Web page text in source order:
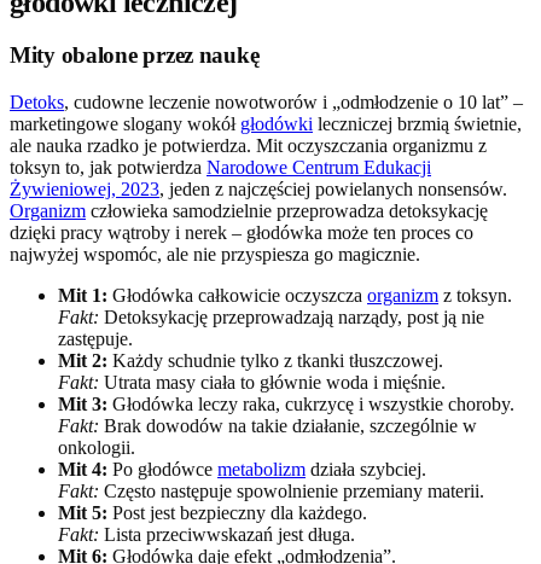
Mity obalone przez naukę
Detoks, cudowne leczenie nowotworów i „odmłodzenie o 10 lat” –
marketingowe slogany wokół głodówki leczniczej brzmią świetnie,
ale nauka rzadko je potwierdza. Mit oczyszczania organizmu z
toksyn to, jak potwierdza Narodowe Centrum Edukacji
Żywieniowej, 2023, jeden z najczęściej powielanych nonsensów.
Organizm człowieka samodzielnie przeprowadza detoksykację
dzięki pracy wątroby i nerek – głodówka może ten proces co
najwyżej wspomóc, ale nie przyspiesza go magicznie.
Mit 1: Głodówka całkowicie oczyszcza organizm z toksyn.
Fakt: Detoksykację przeprowadzają narządy, post ją nie
zastępuje.
Mit 2: Każdy schudnie tylko z tkanki tłuszczowej.
Fakt: Utrata masy ciała to głównie woda i mięśnie.
Mit 3: Głodówka leczy raka, cukrzycę i wszystkie choroby.
Fakt: Brak dowodów na takie działanie, szczególnie w
onkologii.
Mit 4: Po głodówce metabolizm działa szybciej.
Fakt: Często następuje spowolnienie przemiany materii.
Mit 5: Post jest bezpieczny dla każdego.
Fakt: Lista przeciwwskazań jest długa.
Mit 6: Głodówka daje efekt „odmłodzenia”.